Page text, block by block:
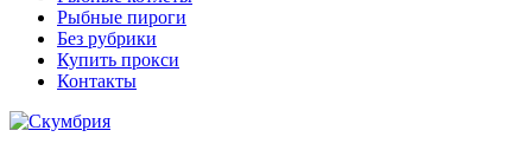
Рыбные пироги
Без рубрики
Купить прокси
Контакты